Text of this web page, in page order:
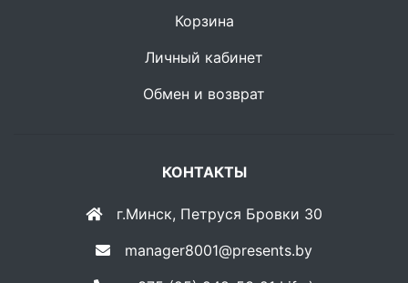
Корзина
Личный кабинет
Обмен и возврат
КОНТАКТЫ
г.Минск, Петруся Бровки 30
manager8001@presents.by